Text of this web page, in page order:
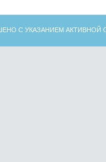
С УКАЗАНИЕМ АКТИВНОЙ